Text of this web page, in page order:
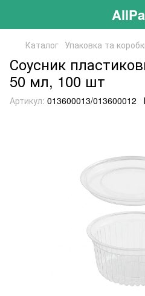
Каталог Упаковка та
Соусник
50 мл, 100 шт
Артикул: 013600013/013600012